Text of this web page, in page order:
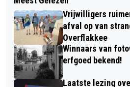
ONTMOETINGSCAFÉ
CERTIFICAAT VOOR
VAN WEBEGO
Vrijwilligers
afval op van
Overflakkee
Winnaars van
erfgoed bekend!
Laatste lezing